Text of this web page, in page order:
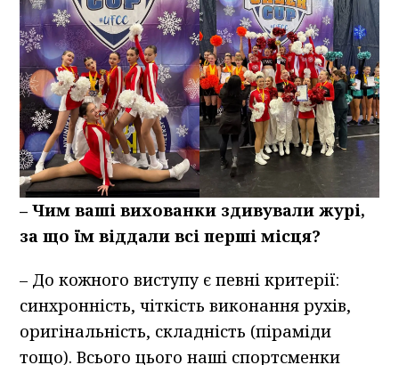
– Чим ваші вихованки здивували журі,
за що їм віддали всі перші місця?
– До кожного виступу є певні критерії:
синхронність, чіткість виконання рухів,
оригінальність, складність (піраміди
тощо). Всього цього наші спортсменки